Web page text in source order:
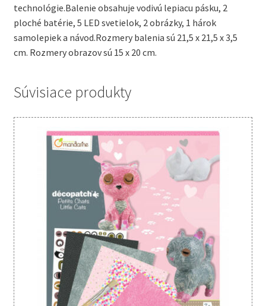
technológie.Balenie obsahuje vodivú lepiacu pásku, 2
ploché batérie, 5 LED svetielok, 2 obrázky, 1 hárok
samolepiek a návod.Rozmery balenia sú 21,5 x 21,5 x 3,5
cm. Rozmery obrazov sú 15 x 20 cm.
Súvisiace produkty